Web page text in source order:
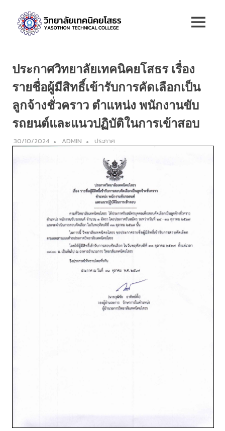
content
ยโสธร
MENU
ประกาศวิทยาลัยเทคนิคยโสธร เรื่อง
รายชื่อผู้มีสิทธิ์เข้ารับการคัดเลือกเป็น
ลูกจ้างชั่วคราว ตำแหน่ง พนักงานขับ
รถยนต์และแนวปฏิบัติในการเข้าสอบ
30/10/2024 ADMIN ประกาศ